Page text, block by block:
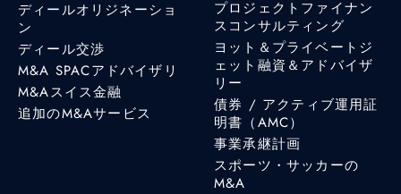
ディールオリジネーショ
ン
ディール交渉
M&A SPACアドバイザリ
M&Aスイス金融
追加のM&Aサービス
プロジェクトファイナン
スコンサルティング
ヨット＆プライベートジ
ェット融資＆アドバイザ
リー
債券 / アクティブ運用証
明書（AMC）
事業承継計画
スポーツ・サッカーの
M&A